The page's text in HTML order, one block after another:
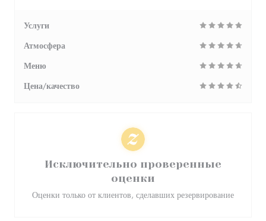
Услуги
Атмосфера
Меню
Цена/качество
Исключительно проверенные
оценки
Оценки только от клиентов, сделавших резервирование